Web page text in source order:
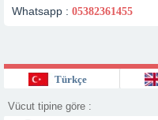
Whatsapp : 05382361455
Türkçe
Vücut tipine göre :